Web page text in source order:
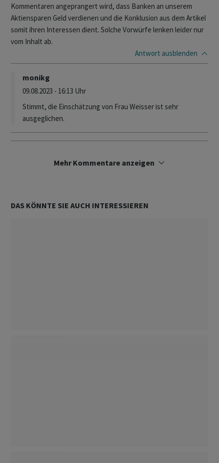
Kommentaren angeprangert wird, dass Banken an unserem
Aktiensparen Geld verdienen und die Konklusion aus dem Artikel
somit ihren Interessen dient. Solche Vorwürfe lenken leider nur
vom Inhalt ab.
Antwort ausblenden
monikg
09.08.2023 - 16:13 Uhr
Stimmt, die Einschätzung von Frau Weisser ist sehr
ausgeglichen.
Mehr Kommentare anzeigen
DAS KÖNNTE SIE AUCH INTERESSIEREN